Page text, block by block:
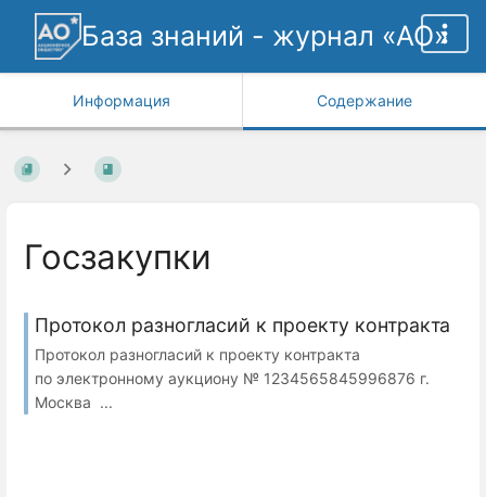
База знаний - журнал «АО»
Информация Содержание
Госзакупки
Протокол разногласий к проекту контракта
Протокол разногласий к проекту контракта
по электронному аукциону № 1234565845996876 г.
Москва ...